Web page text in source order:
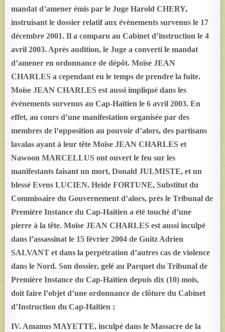
mandat d’amener émis par le Juge Harold CHERY,
instruisant le dossier relatif aux évènements survenus le 17
décembre 2001. Il a comparu au Cabinet d’instruction le 4
avril 2003. Après audition, le Juge a converti le mandat
d’amener en ordonnance de dépôt. Moïse JEAN
CHARLES a cependant eu le temps de prendre la fuite.
Moïse JEAN CHARLES est aussi impliqué dans les
événements survenus au Cap-Haïtien le 6 avril 2003. En
effet, au cours d’une manifestation organisée par des
membres de l’opposition au pouvoir d’alors, des partisans
lavalas ayant à leur tête Moïse JEAN CHARLES et
Nawoon MARCELLUS ont ouvert le feu sur les
manifestants faisant un mort, Donald JULMISTE, et un
blessé Evens LUCIEN. Heide FORTUNE, Substitut du
Commissaire du Gouvernement d’alors, près le Tribunal de
Première Instance du Cap-Haïtien a été touché d’une
pierre à la tête. Moïse JEAN CHARLES est aussi inculpé
dans l’assassinat le 15 février 2004 de Guitz Adrien
SALVANT et dans la perpétration d’autres cas de violence
dans le Nord. Son dossier, gelé au Parquet du Tribunal de
Première Instance du Cap-Haïtien depuis dix (10) mois,
doit faire l’objet d’une ordonnance de clôture du Cabinet
d’Instruction du Cap-Haïtien ;
IV. Amanus MAYETTE, inculpé dans le Massacre de la